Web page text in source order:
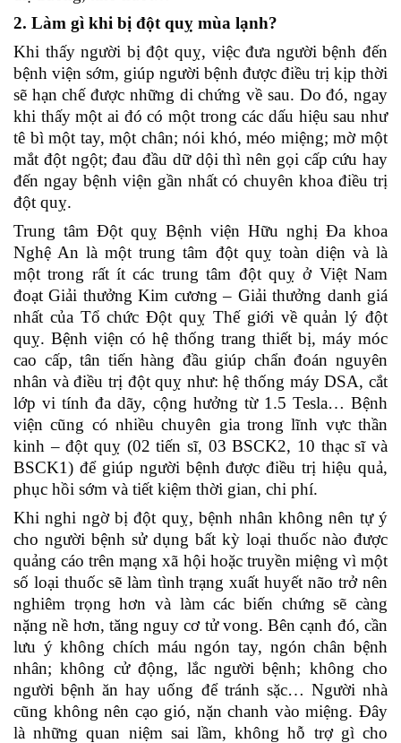
2. Làm gì khi bị đột quỵ mùa lạnh?
Khi thấy người bị đột quỵ, việc đưa người bệnh đến
bệnh viện sớm, giúp người bệnh được điều trị kịp thời
sẽ hạn chế được những di chứng về sau. Do đó, ngay
khi thấy một ai đó có một trong các dấu hiệu sau như
tê bì một tay, một chân; nói khó, méo miệng; mờ một
mắt đột ngột; đau đầu dữ dội thì nên gọi cấp cứu hay
đến ngay bệnh viện gần nhất có chuyên khoa điều trị
đột quỵ.
Trung tâm Đột quỵ Bệnh viện Hữu nghị Đa khoa
Nghệ An là một trung tâm đột quỵ toàn diện và là
một trong rất ít các trung tâm đột quỵ ở Việt Nam
đoạt Giải thưởng Kim cương – Giải thưởng danh giá
nhất của Tổ chức Đột quỵ Thế giới về quản lý đột
quỵ. Bệnh viện có hệ thống trang thiết bị, máy móc
cao cấp, tân tiến hàng đầu giúp chẩn đoán nguyên
nhân và điều trị đột quỵ như: hệ thống máy DSA, cắt
lớp vi tính đa dãy, cộng hưởng từ 1.5 Tesla… Bệnh
viện cũng có nhiều chuyên gia trong lĩnh vực thần
kinh – đột quỵ (02 tiến sĩ, 03 BSCK2, 10 thạc sĩ và
BSCK1) để giúp người bệnh được điều trị hiệu quả,
phục hồi sớm và tiết kiệm thời gian, chi phí.
Khi nghi ngờ bị đột quỵ, bệnh nhân không nên tự ý
cho người bệnh sử dụng bất kỳ loại thuốc nào được
quảng cáo trên mạng xã hội hoặc truyền miệng vì một
số loại thuốc sẽ làm tình trạng xuất huyết não trở nên
nghiêm trọng hơn và làm các biến chứng sẽ càng
nặng nề hơn, tăng nguy cơ tử vong. Bên cạnh đó, cần
lưu ý không chích máu ngón tay, ngón chân bệnh
nhân; không cử động, lắc người bệnh; không cho
người bệnh ăn hay uống để tránh sặc… Người nhà
cũng không nên cạo gió, nặn chanh vào miệng. Đây
là những quan niệm sai lầm, không hỗ trợ gì cho